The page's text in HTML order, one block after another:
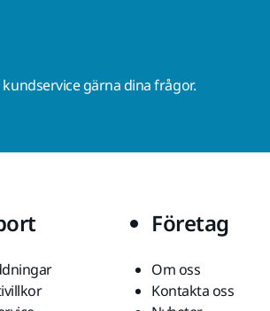
gärna dina frågor.
Företag
Om oss
Kontakta oss